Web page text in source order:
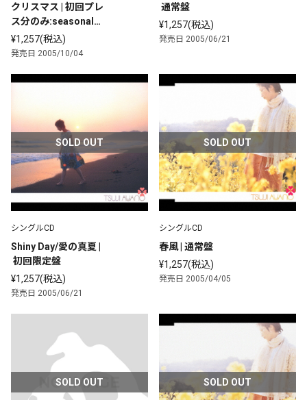
クリスマス | 初回プレ
ス分のみ:seasonalブ
ックケース(紙ジャケ
ット)仕様
¥1,257(税込)
発売日 2005/10/04
通常盤
¥1,257(税込)
発売日 2005/06/21
SOLD OUT
シングルCD
Shiny Day/愛の真夏 |
初回限定盤
¥1,257(税込)
発売日 2005/06/21
SOLD OUT
シングルCD
春風 | 通常盤
¥1,257(税込)
発売日 2005/04/05
SOLD OUT SOLD OUT